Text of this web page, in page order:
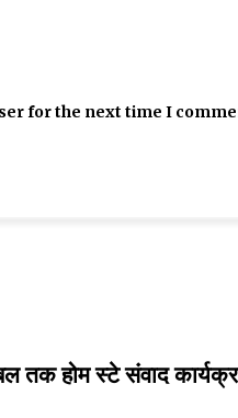
for the next time I
होम स्टे संवाद